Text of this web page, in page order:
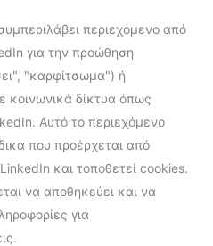
περιεχόμενο από
για την προώθηση
"καρφίτσωμα") ή
κοινωνικά δίκτυα όπως
Αυτό το περιεχόμενο
που προέρχεται από
και τοποθετεί cookies.
να αποθηκεύει και να
για